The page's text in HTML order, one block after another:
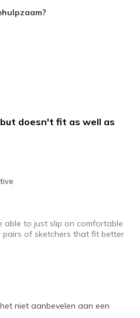
doesn't fit as well as
able to just slip on comfortable
pairs of sketchers that fit better
niet aanbevelen aan een